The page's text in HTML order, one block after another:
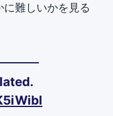
に難しいかを見る